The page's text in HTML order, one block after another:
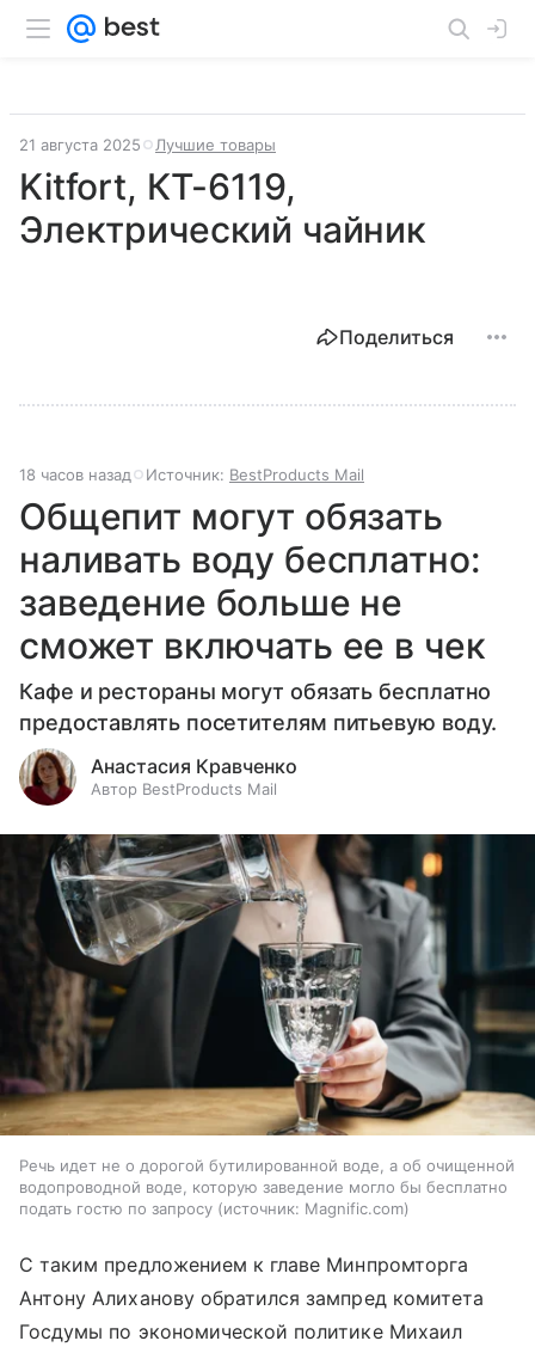
21 августа 2025 Лучшие товары
Kitfort, КТ-6119,
Электрический чайник
Поделиться
18 часов назад Источник: BestProducts Mail
Общепит могут обязать
наливать воду бесплатно:
заведение больше не
сможет включать ее в чек
Кафе и рестораны могут обязать бесплатно
предоставлять посетителям питьевую воду.
Анастасия Кравченко
Автор BestProducts Mail
Речь идет не о дорогой бутилированной воде, а об очищенной
водопроводной воде, которую заведение могло бы бесплатно
подать гостю по запросу
источник: Magnific.com
С таким предложением к главе Минпромторга
Антону Алиханову обратился зампред комитета
Госдумы по экономической политике Михаил